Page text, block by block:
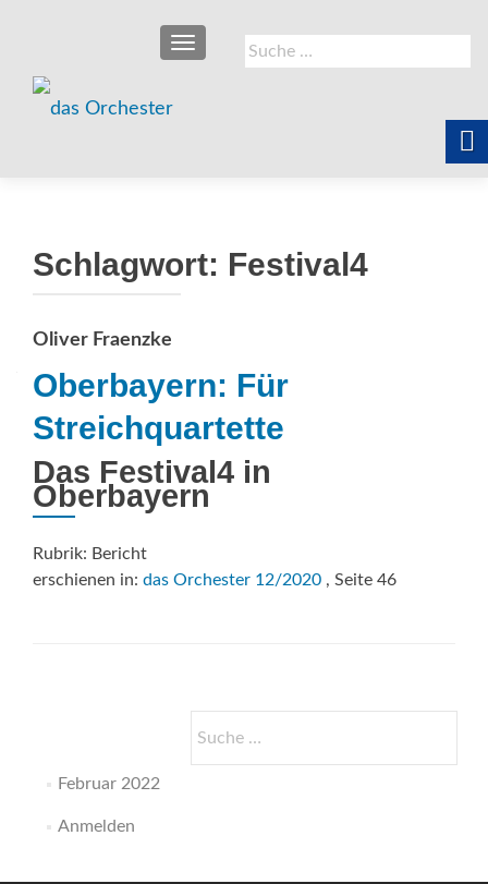
Suche
nach:
SCHALTE NAVIGATION
Schlagwort: Festival4
Oliver Fraenzke
Oberbayern: Für
Streichquartette
Das Festival4 in
Oberbayern
Rubrik: Bericht
erschienen in: das Orchester 12/2020 , Seite 46
nach:
Februar 2022
Anmelden